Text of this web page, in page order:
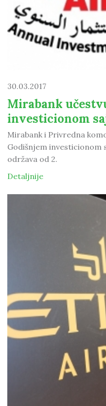
30.03.2017
Mirabank
investicionom
Mirabank i Privredna
Godišnjem investicionom
održava od 2.
Detaljnije